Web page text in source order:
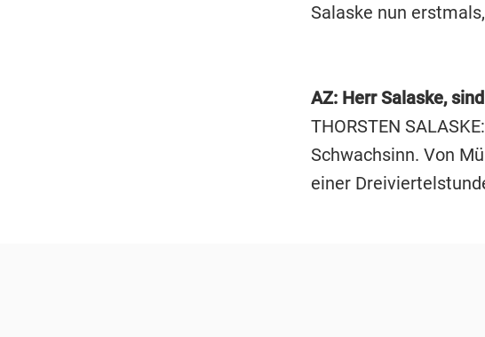
Salaske nun
AZ: Herr Salaske,
THORSTEN
Schwachsinn. Von
einer